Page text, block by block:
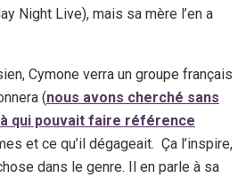
Night Live), mais sa mère l’en a
Cymone verra un groupe français
(nous avons cherché sans
qui pouvait faire référence
et ce qu’il dégageait. Ça l’inspire,
dans le genre. Il en parle à sa